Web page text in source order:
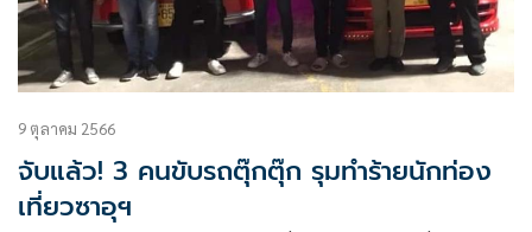
9 ตุลาคม 2566
จับแล้ว! 3 คนขับรถตุ๊กตุ๊ก รุมทำร้ายนักท่อง
เที่ยวซาอุฯ